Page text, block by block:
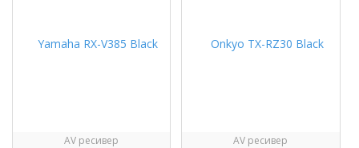
AV ресивер AV ресивер